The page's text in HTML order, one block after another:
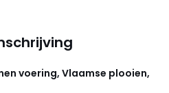
voering, Vlaamse plooien,